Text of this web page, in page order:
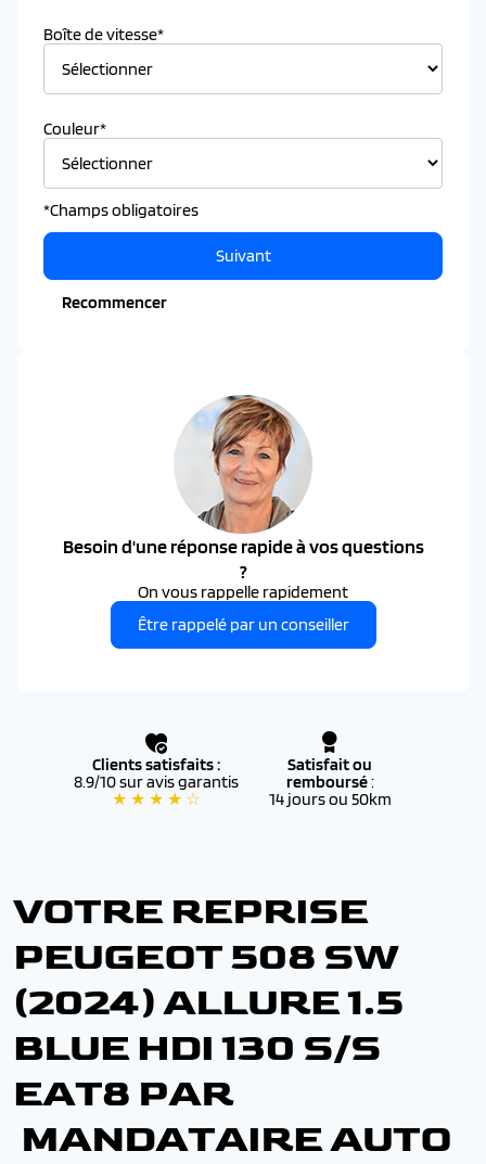
Boîte de vitesse*
Couleur*
*Champs obligatoires
Recommencer
Suivant
Besoin d'une réponse rapide à vos questions
?
On vous rappelle rapidement
Être rappelé par un conseiller
Clients satisfaits :
8.9/10 sur avis garantis
★ ★ ★ ★ ☆
Satisfait ou
remboursé:
14 jours ou 50km
VOTRE REPRISE
PEUGEOT 508 SW
(2024) ALLURE 1.5
BLUE HDI 130 S/S
EAT8 PAR
MANDATAIRE AUTO